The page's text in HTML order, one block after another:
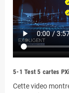
5-1 Test 5 cartes
Cette video